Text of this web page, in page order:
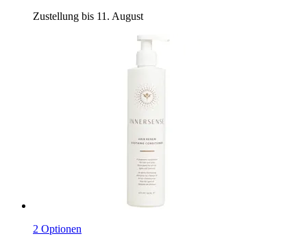
Zustellung bis 11. August
2 Optionen